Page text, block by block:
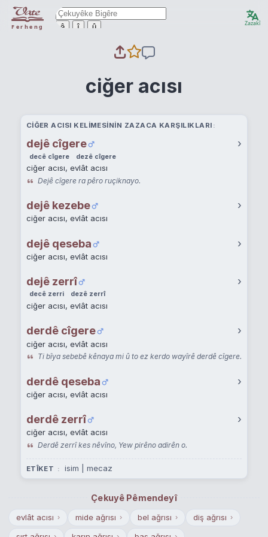
Ferheng ê î û Zazakî
ciğer acısı
CIĞER ACISI KELIMESININ ZAZACA KARŞILIKLARI
dejê cîgere ›
decê cîgere dezê cîgere
ciğer acısı, evlât acısı
Dejê cîgere ra pêro ruçiknayo.
dejê kezebe ›
ciğer acısı, evlât acısı
dejê qeseba ›
ciğer acısı, evlât acısı
dejê zerrî ›
decê zerri dezê zerrî
ciğer acısı, evlât acısı
derdê cîgere ›
ciğer acısı, evlât acısı
Ti bîya sebebê kênaya mi û to ez kerdo wayîrê derdê cîgere.
derdê qeseba ›
ciğer acısı, evlât acısı
derdê zerrî ›
ciğer acısı, evlât acısı
Derdê zerrî kes nêvîno, Yew pirêno adirên o.
ETÎKET isim | mecaz
Çekuyê Pêmendeyî
evlât acısı › mide ağrısı › bel ağrısı › diş ağrısı ›